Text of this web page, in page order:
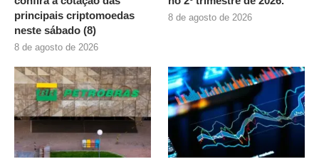
principais criptomoedas
neste sábado (8)
8 de agosto de 2026
8 de agosto de 2026